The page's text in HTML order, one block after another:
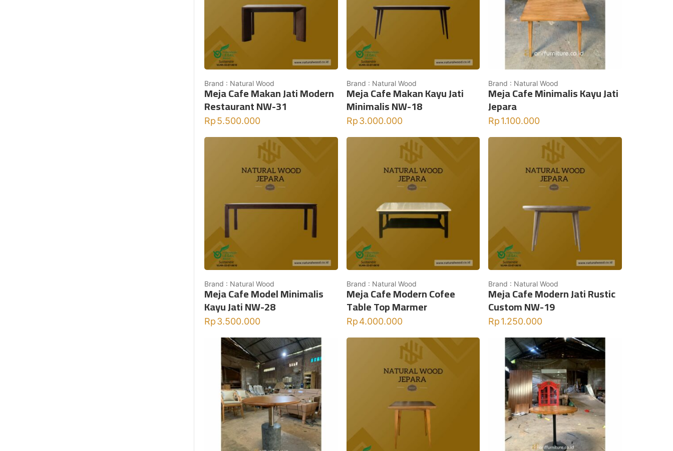
Brand : Natural Wood
Meja Cafe Makan Jati Modern
Restaurant NW-31
Rp5.500.000
Brand : Natural Wood
Meja Cafe Makan Kayu Jati
Minimalis NW-18
Rp3.000.000
Brand : Natural Wood
Meja Cafe Minimalis Kayu Jati
Jepara
Rp1.100.000
Brand : Natural Wood
Meja Cafe Model Minimalis
Kayu Jati NW-28
Rp3.500.000
Brand : Natural Wood
Meja Cafe Modern Cofee
Table Top Marmer
Rp4.000.000
Brand : Natural Wood
Meja Cafe Modern Jati Rustic
Custom NW-19
Rp1.250.000